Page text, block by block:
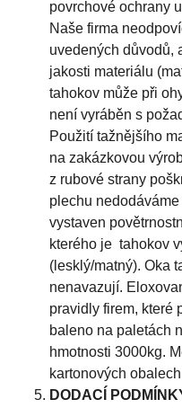
povrchové ochrany
Naše firma
uvedených důvodů,
jakosti materiálu
tahokov může při
není vyráběn s
Použití tažnějšího
na zakázkovou
z rubové strany
plechu
vystaven
kterého je tahokov
(lesklý/matný). Oka
nenavazují.
pravidly firem, které
baleno na paletách
hmotnosti 3000kg.
kartonových
DODACÍ